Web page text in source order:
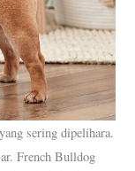
sering dipelihara.
French Bulldog